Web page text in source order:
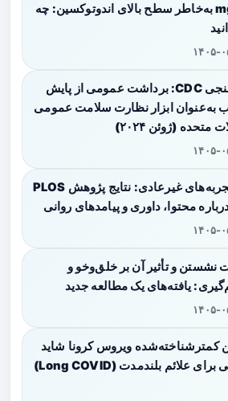
mg/mL به‌خاطر سطح بالای اندوتوکسین: چه
۰۵-۱۵
نظرسنجی CDC: برداشت عمومی از پایش
به‌عنوان ابزار نظارت سلامت عمومی
متحده (ژوئن ۲۰۲۴)
۰۵-۱۵
درک تجربه‌های غیرعادی: نتایج پژوهش PLOS
۰۵-۱۵
نشستن و تأثیر آن بر خلق‌وخو و
یافته‌های یک مطالعه جدید
۰۵-۱۵
کمترشناخته‌شده ویروس کرونا شاید
سرنخی برای علائم بلندمدت (Long COVID)